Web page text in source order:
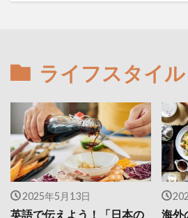
ライフスタイル
2025年5月13日
英語で伝えよう！「日本の
海外